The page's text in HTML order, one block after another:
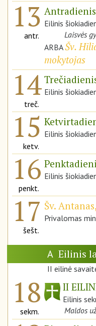
13
antr.
Antradienis
Eilinis
Laisvės
ARBAŠv.
mokytojas
14
treč.
Eilinis
15
ketv.
Eilinis
16
penkt.
Eilinis
17
šešt.
Šv.
Privalomas
A Eilinis
II eilinė
18
sekm.
II
Eilinis
Maldos